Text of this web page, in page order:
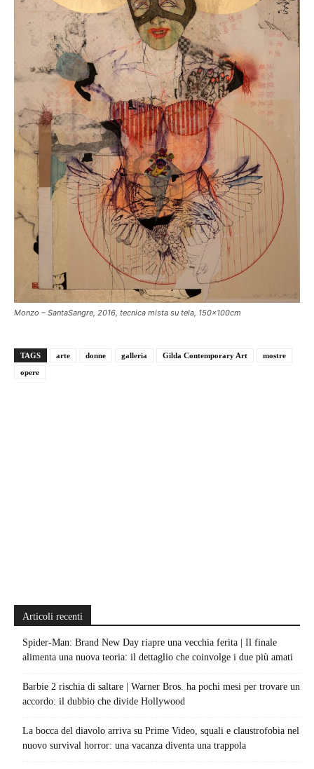
Monzo – SantaSangre, 2016, tecnica mista su tela, 150x100cm
TAGS arte donne galleria Gilda Contemporary Art
mostre
opere
Articoli recenti
Spider-Man: Brand New Day riapre una vecchia ferita | Il finale
alimenta una nuova teoria: il dettaglio che coinvolge i due più amati
Barbie 2 rischia di saltare | Warner Bros. ha pochi mesi per trovare un
accordo: il dubbio che divide Hollywood
La bocca del diavolo arriva su Prime Video, squali e claustrofobia nel
nuovo survival horror: una vacanza diventa una trappola